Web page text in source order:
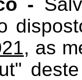
, as